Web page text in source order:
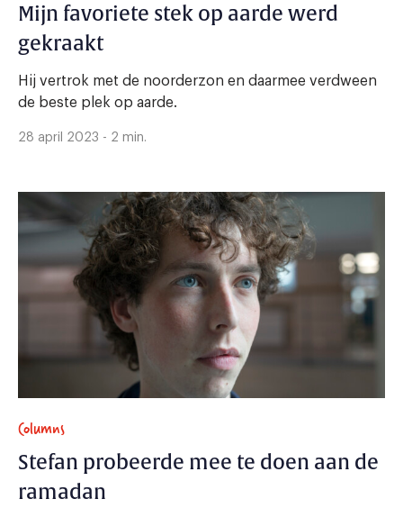
Mijn favoriete stek op aarde werd
gekraakt
Hij vertrok met de noorderzon en daarmee verdween
de beste plek op aarde.
28 april 2023 - 2 min.
Columns
Stefan probeerde mee te doen aan de
ramadan